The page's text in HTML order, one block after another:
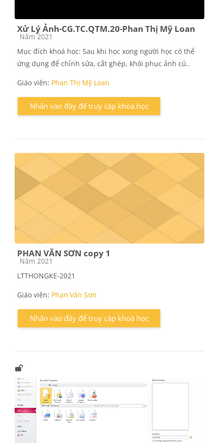
Xử Lý Ảnh-CG.TC.QTM.20-Phan Thị Mỹ Loan
Các loại khóa học
Năm 2021
Mục đích khoá học: Sau khi học xong người học có thể
ứng dụng để chỉnh sửa, cắt ghép, khôi phục ảnh củ..
Giáo viên: Phan Thị Mỹ Loan
Nhấn vào đây để truy cập khoá học
PHAN VĂN SƠN copy 1
Các loại khóa học
Năm 2021
LTTHONGKE-2021
Giáo viên: Phan Văn Sơn
Nhấn vào đây để truy cập khoá học